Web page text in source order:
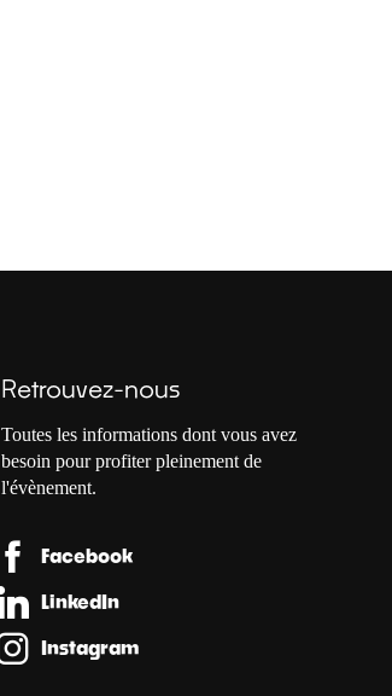
Retrouvez-nous
Toutes les informations dont vous avez
besoin pour profiter pleinement de
l'évènement.
Facebook
LinkedIn
Instagram